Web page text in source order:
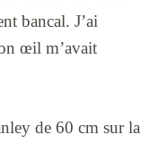
bancal. J’ai
œil m’avait
de 60 cm sur la